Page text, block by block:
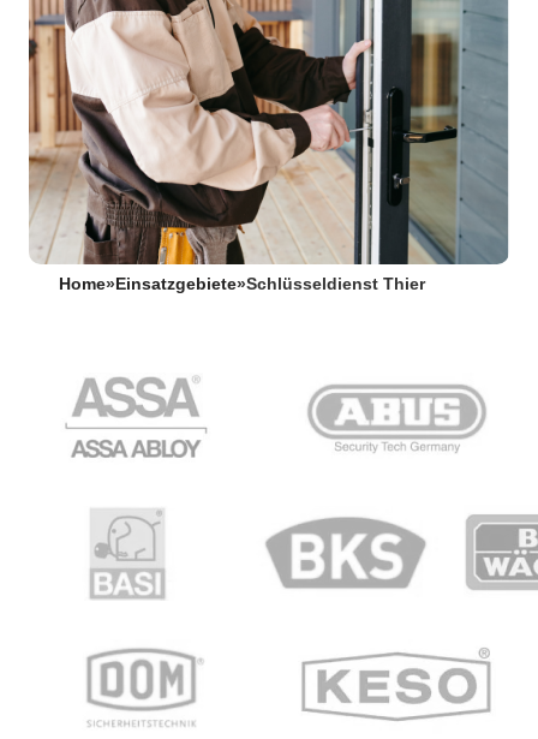
Home» Einsatzgebiete»Schlüsseldienst Thier